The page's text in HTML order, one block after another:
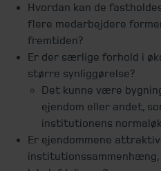
Hvordan kan de
flere medarbejdere
fremtiden?
Er der særlige forhold i
større synliggørelse?
Det kunne være
ejendom eller andet,
institutionens
Er ejendommene